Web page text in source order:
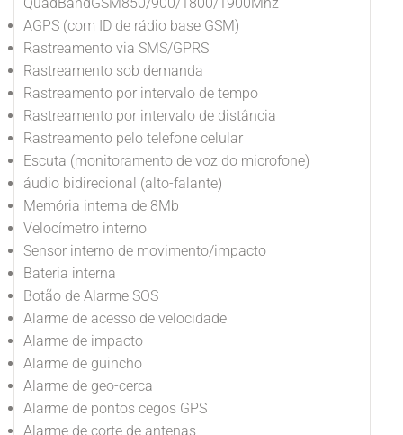
AGPS (com ID de rádio base GSM)
Rastreamento via SMS/GPRS
Rastreamento sob demanda
Rastreamento por intervalo de tempo
Rastreamento por intervalo de distância
Rastreamento pelo telefone celular
Escuta (monitoramento de voz do microfone)
áudio bidirecional (alto-falante)
Memória interna de 8Mb
Velocímetro interno
Sensor interno de movimento/impacto
Bateria interna
Botão de Alarme SOS
Alarme de acesso de velocidade
Alarme de impacto
Alarme de guincho
Alarme de geo-cerca
Alarme de pontos cegos GPS
Alarme de corte de antenas